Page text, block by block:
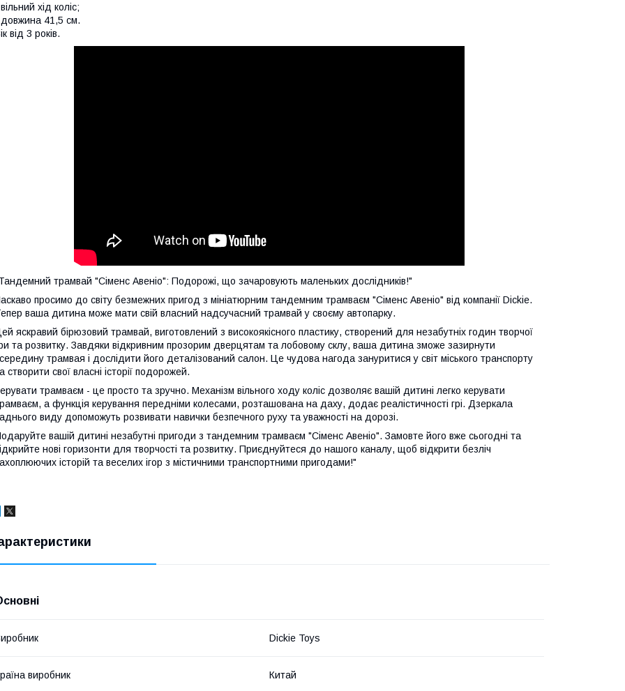
хід коліс;
41,5 см.
від 3 років.
трамвай "Сіменс Авеніо": Подорожі, що зачаровують маленьких дослідників!"
просимо до світу безмежних пригод з мініатюрним тандемним трамваєм "Сіменс Авеніо" від компанії Dickie.
ваша дитина може мати свій власний надсучасний трамвай у своєму автопарку.
яскравий бірюзовий трамвай, виготовлений з високоякісного пластику, створений для незабутніх годин творчої
та розвитку. Завдяки відкривним прозорим дверцятам та лобовому склу, ваша дитина зможе зазирнути
трамвая і дослідити його деталізований салон. Це чудова нагода зануритися у світ міського транспорту
створити свої власні історії подорожей.
трамваєм - це просто та зручно. Механізм вільного ходу коліс дозволяє вашій дитині легко керувати
а функція керування передніми колесами, розташована на даху, додає реалістичності грі. Дзеркала
виду допоможуть розвивати навички безпечного руху та уважності на дорозі.
вашій дитині незабутні пригоди з тандемним трамваєм "Сіменс Авеніо". Замовте його вже сьогодні та
нові горизонти для творчості та розвитку. Приєднуйтеся до нашого каналу, щоб відкрити безліч
історій та веселих ігор з містичними транспортними пригодами!"
Dickie Toys
виробник Китай